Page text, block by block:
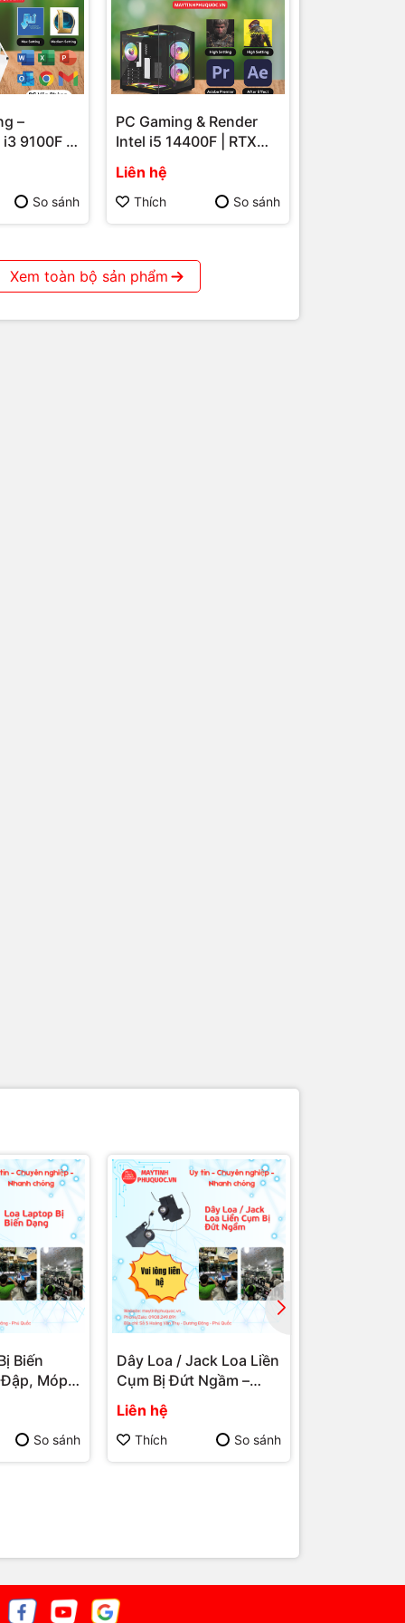
–
9100F |
Định –
Tính
QuốcSo sánh
PC Gaming & Render
Intel i5 14400F | RTX
3060 12GB – Hiệu Năng
Mạnh Mẽ Cho Game Và
Đồ Họa Tại Phú Quốc
Liên hệ
Thích So sánh
Xem toàn bộ sản phẩm
Biến
Móp
Vụ Sửa
Quốc
Quốc |
So sánh
Dây Loa / Jack Loa Liền
Cụm Bị Đứt Ngầm –
Dịch Vụ Sửa Chữa
Laptop Phú Quốc | Máy
Tính Phú Quốc | Vi Tính
Hải Đăng
Liên hệ
Thích So sánh
hiệu